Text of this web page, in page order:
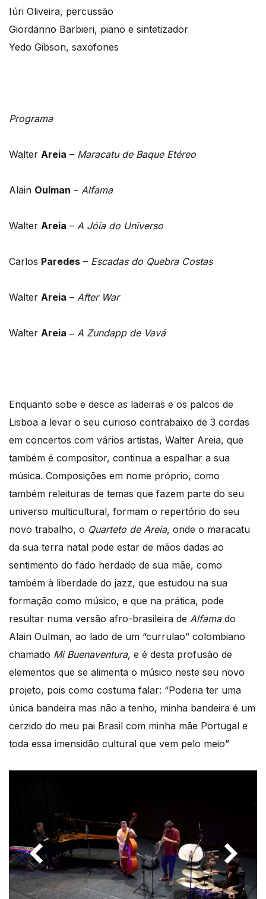
Iúri Oliveira, percussão
Giordanno Barbieri, piano e sintetizador
Yedo Gibson, saxofones
Programa
Walter Areia – Maracatu de Baque Etéreo
Alain Oulman – Alfama
Walter Areia – A Jóia do Universo
Carlos Paredes – Escadas do Quebra Costas
Walter Areia – After War
Walter Areia – A Zundapp de Vavá
Enquanto sobe e desce as ladeiras e os palcos de
Lisboa a levar o seu curioso contrabaixo de 3 cordas
em concertos com vários artistas, Walter Areia, que
também é compositor, continua a espalhar a sua
música. Composições em nome próprio, como
também releituras de temas que fazem parte do seu
universo multicultural, formam o repertório do seu
novo trabalho, o Quarteto de Areia, onde o maracatu
da sua terra natal pode estar de mãos dadas ao
sentimento do fado herdado de sua mãe, como
também à liberdade do jazz, que estudou na sua
formação como músico, e que na prática, pode
resultar numa versão afro-brasileira de Alfamado
Alain Oulman, ao lado de um “currulao” colombiano
chamado Mi Buenaventura, e é desta profusão de
elementos que se alimenta o músico neste seu novo
projeto, pois como costuma falar: “Poderia ter uma
única bandeira mas não a tenho, minha bandeira é um
cerzido do meu pai Brasil com minha mãe Portugal e
toda essa imensidão cultural que vem pelo meio”